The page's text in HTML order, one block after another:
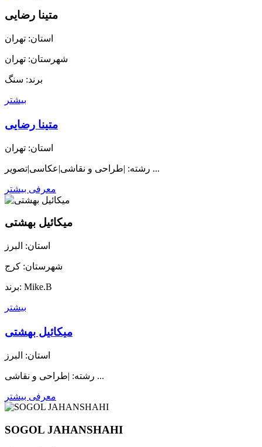
متینا رضایی
استان: تهران
شهرستان: تهران
برند: سنگ
بیشتر
متینا رضایی
استان: تهران
رشته: |طراحی و نقاشی|عکاسی|تصویر ...
معرفی بیشتر
میکائیل بهشتی
استان: البرز
شهرستان: کرج
برند: Mike.B
بیشتر
میکائیل بهشتی
استان: البرز
رشته: |طراحی و نقاشی ...
معرفی بیشتر
SOGOL JAHANSHAHI